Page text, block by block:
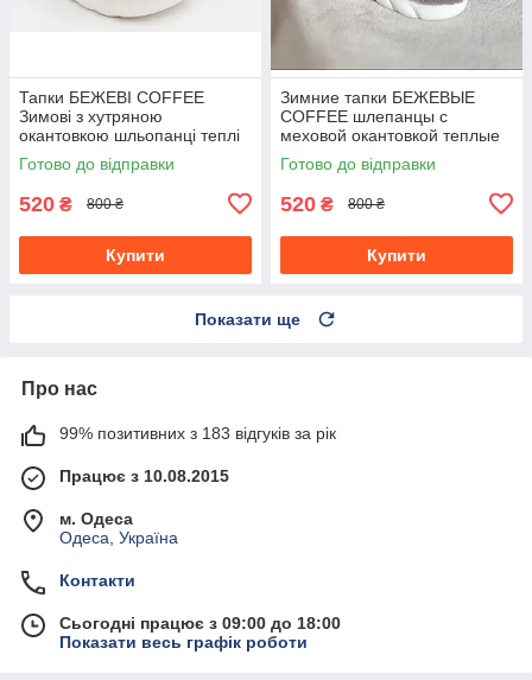
Тапки БЕЖЕВІ COFFEE
Зимові з хутряною
окантовкою шльопанці теплі
унісекс
Готово до відправки
520 ₴ 800 ₴
Купити
Зимние тапки БЕЖЕВЫЕ
COFFEE шлепанцы с
меховой окантовкой теплые
без задника унисекс
Готово до відправки
520 ₴ 800 ₴
Купити
Показати ще
Про нас
99% позитивних з 183 відгуків за рік
Працює з 10.08.2015
м. Одеса
Одеса, Україна
Контакти
Сьогодні працює з 09:00 до 18:00
Показати весь графік роботи